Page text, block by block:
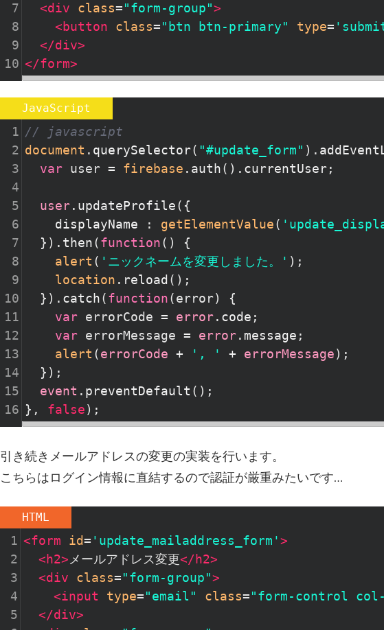
7
<div class="form-group">
8
<button class="btn btn-primary" type=
9
</div>
10 </form>
JavaScript
1 // javascript
2 document . querySelector( "#update_form" ).
3
var user = firebase . auth(). currentUser;
4
5
user. updateProfile({
6
displayName : getElementValue(
7
  }).
then(function() {
8
alert ( 'ニックネームを変更しました。' );
9
location . reload ();
10
  }).
catch(function(error) {
11
var errorCode = error. code ;
12
var errorMessage = error. message ;
13
alert (errorCode + ', ' + errorMessage);
14
  });
15
event . preventDefault ();
16 }, false);
引き続きメールアドレスの変更の実装を行います。
こちらはログイン情報に直結するので認証が厳重みたいです…
HTML
1 <form id= 'update_mailaddress_form'>
2
<h2> メールアドレス変更</h2>
3
<div class="form-group">
4
<input type="email" class="form-control
5
</div>